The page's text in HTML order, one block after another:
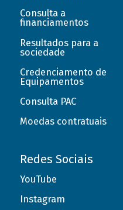
Consulta a
financiamentos
Resultados para a
sociedade
Credenciamento de
Equipamentos
Consulta PAC
Moedas contratuais
Redes Sociais
YouTube
Instagram